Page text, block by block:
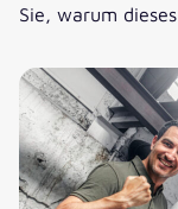
Sie, warum